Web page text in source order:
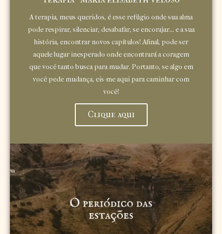
A terapia, meus queridos, é esse refúgio onde sua alma
pode respirar, silenciar, desabafar, se encorajar... e a sua
história, encontrar novos capítulos! Afinal, pode ser
aquele lugar inesperado onde encontrará a coragem
que você tanto busca para mudar. Portanto, se algo em
você pede mudança, eis-me aqui para caminhar com
você!
Clique aqui